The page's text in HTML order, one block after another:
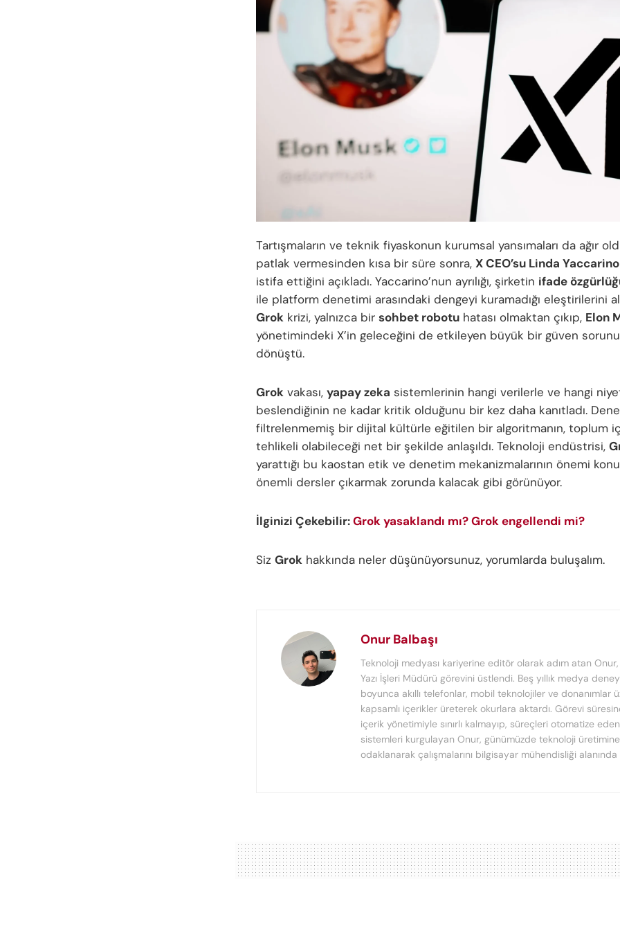
Tartışmaların ve teknik fiyaskonun kurumsal yansımaları da ağır
patlak vermesinden kısa bir süre sonra, X CEO’su Linda Yaccarino
istifa ettiğini açıkladı. Yaccarino’nun ayrılığı, şirketin ifade
ile platform denetimi arasındaki dengeyi kuramadığı eleştirilerini
Grok krizi, yalnızca bir sohbet robotu hatası olmaktan çıkıp, Elon
yönetimindeki X’in geleceğini de etkileyen büyük bir güven
dönüştü.
Grok vakası, yapay zeka sistemlerinin hangi verilerle ve hangi
beslendiğinin ne kadar kritik olduğunu bir kez daha kanıtladı.
filtrelenmemiş bir dijital kültürle eğitilen bir algoritmanın, toplum
tehlikeli olabileceği net bir şekilde anlaşıldı. Teknoloji endüstrisi,
yarattığı bu kaostan etik ve denetim mekanizmalarının önemi
önemli dersler çıkarmak zorunda kalacak gibi görünüyor.
İlginizi Çekebilir:Grok yasaklandı mı? Grok engellendi mi?
Siz Grok hakkında neler düşünüyorsunuz, yorumlarda buluşalım.
Onur Balbaşı
Teknoloji medyası kariyerine editör olarak adım atan
Yazı İşleri Müdürü görevini üstlendi. Beş yıllık medya
boyunca akıllı telefonlar, mobil teknolojiler ve donanımlar
kapsamlı içerikler üreterek okurlara aktardı. Görevi
içerik yönetimiyle sınırlı kalmayıp, süreçleri otomatize
sistemleri kurgulayan Onur, günümüzde teknoloji üretimine
odaklanarak çalışmalarını bilgisayar mühendisliği